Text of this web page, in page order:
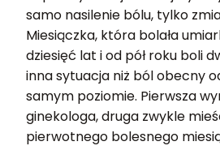
samo nasilenie bólu, tylko
Miesiączka, która bolała
dziesięć lat i od pół roku boli
inna sytuacja niż ból obecny
samym poziomie. Pierwsza
ginekologa, druga zwykle
pierwotnego bolesnego